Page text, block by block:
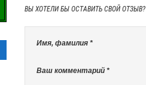
ВЫ ХОТЕЛИ БЫ ОСТАВИТЬ СВОЙ ОТЗЫВ?
Имя, фамилия *
Ваш комментарий *